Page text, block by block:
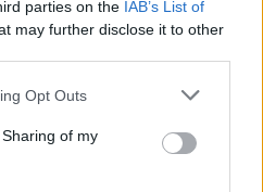
parties on the IAB’s List of
may further disclose it to other
Opt Outs
of my
karštas: temperatūra kils iki